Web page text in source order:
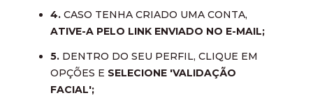
4. CASO TENHA CRIADO UMA CONTA,
ATIVE-A PELO LINK ENVIADO NO E-MAIL;
5. DENTRO DO SEU PERFIL, CLIQUE EM
OPÇÕES E SELECIONE 'VALIDAÇÃO
FACIAL';